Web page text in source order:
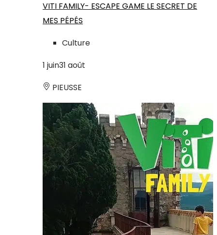
VITI FAMILY- ESCAPE GAME LE SECRET DE
MES PÉPÉS
Culture
1 juin31 août
PIEUSSE